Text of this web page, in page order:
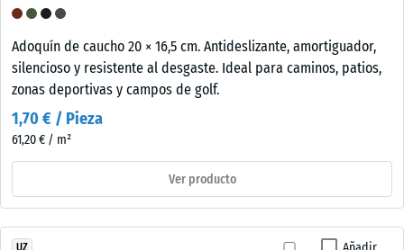
Adoquín de caucho 20 × 16,5 cm. Antideslizante, amortiguador,
silencioso y resistente al desgaste. Ideal para caminos, patios,
zonas deportivas y campos de golf.
1,70 € / Pieza
61,20 € / m²
Ver producto
UZ